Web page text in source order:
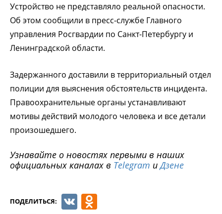
Устройство не представляло реальной опасности.
Об этом сообщили в пресс-службе Главного
управления Росгвардии по Санкт-Петербургу и
Ленинградской области.
Задержанного доставили в территориальный отдел
полиции для выяснения обстоятельств инцидента.
Правоохранительные органы устанавливают
мотивы действий молодого человека и все детали
произошедшего.
Узнавайте о новостях первыми в наших
официальных каналах в Telegram иДзене
ПОДЕЛИТЬСЯ: VK